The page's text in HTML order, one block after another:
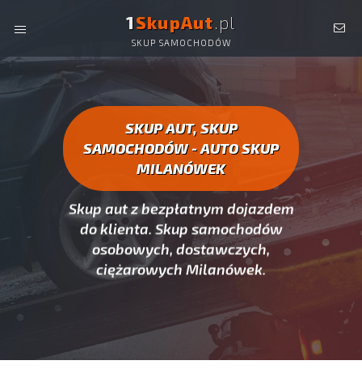
1SkupAut.pl
SKUP SAMOCHODÓW
AUTO SKUP MILANÓWEK -
SAMOCHODÓW MILANÓWEK
SKUP AUT, SKUP
SAMOCHODÓW - AUTO SKUP
MILANÓWEK
Skup aut z bezpłatnym dojazdem
do klienta. Skup samochodów
osobowych, dostawczych,
ciężarowych Milanówek.